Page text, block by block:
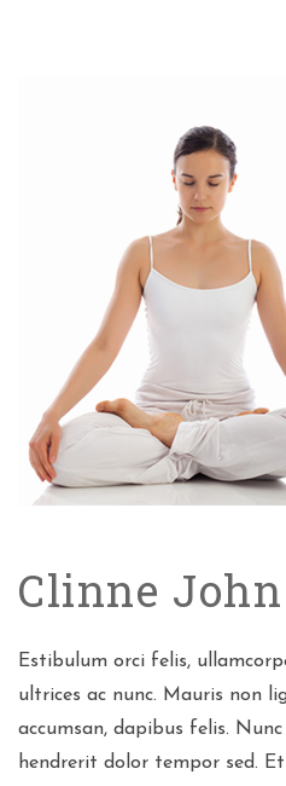
Clinne John
Estibulum orci felis,
ultrices ac nunc. Mauris non
accumsan, dapibus felis.
hendrerit dolor tempor sed.